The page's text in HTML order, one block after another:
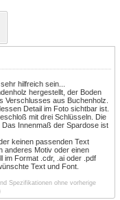
hilfreich sein...
hergestellt, der Boden
Verschlusses aus Buchenholz.
Detail im Foto sichtbar ist.
mit drei Schlüsseln. Die
Innenmaß der Spardose ist
keinen passenden Text
anderes Motiv oder einen
im Format .cdr, .ai oder .pdf
Text und Font.
Spezifikationen ohne vorherige